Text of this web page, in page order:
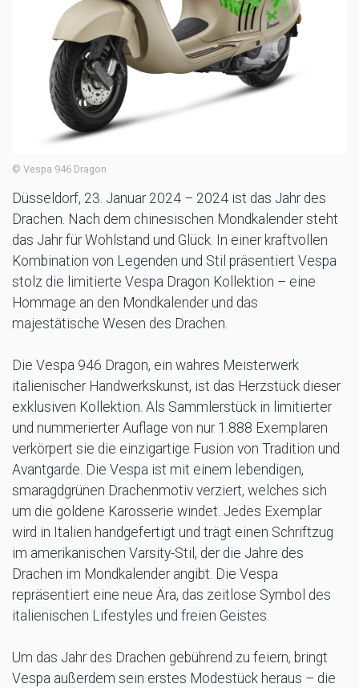
© Vespa 946 Dragon
Düsseldorf, 23. Januar 2024 – 2024 ist das Jahr des
Drachen. Nach dem chinesischen Mondkalender steht
das Jahr für Wohlstand und Glück. In einer kraftvollen
Kombination von Legenden und Stil präsentiert Vespa
stolz die limitierte Vespa Dragon Kollektion – eine
Hommage an den Mondkalender und das
majestätische Wesen des Drachen.
Die Vespa 946 Dragon, ein wahres Meisterwerk
italienischer Handwerkskunst, ist das Herzstück dieser
exklusiven Kollektion. Als Sammlerstück in limitierter
und nummerierter Auflage von nur 1.888 Exemplaren
verkörpert sie die einzigartige Fusion von Tradition und
Avantgarde. Die Vespa ist mit einem lebendigen,
smaragdgrünen Drachenmotiv verziert, welches sich
um die goldene Karosserie windet. Jedes Exemplar
wird in Italien handgefertigt und trägt einen Schriftzug
im amerikanischen Varsity-Stil, der die Jahre des
Drachen im Mondkalender angibt. Die Vespa
repräsentiert eine neue Ära, das zeitlose Symbol des
italienischen Lifestyles und freien Geistes.
Um das Jahr des Drachen gebührend zu feiern, bringt
Vespa außerdem sein erstes Modestück heraus – die